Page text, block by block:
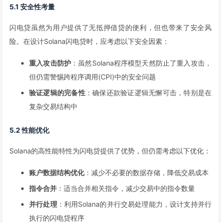
5.1 安全性考量
闪电贷虽然为用户提供了无抵押借贷的便利，但也带来了安全风
险。在设计Solana闪电贷时，应考虑以下安全因素：
重入攻击防护 ：虽然Solana程序模型天然防止了重入攻击，
但仍需警惕跨程序调用(CPI)中的安全问题
验证逻辑的完备性：确保还款验证逻辑无懈可击，特别是在
复杂交易结构中
5.2 性能优化
Solana的高性能特性为闪电贷提供了优势，但仍需考虑以下优化：
账户数据结构优化：减少不必要的数据存储，降低交易成本
指令合并 ：适当合并相关指令，减少交易中的指令数量
并行处理：利用Solana的并行交易处理能力，设计支持并行
执行的闪电贷程序